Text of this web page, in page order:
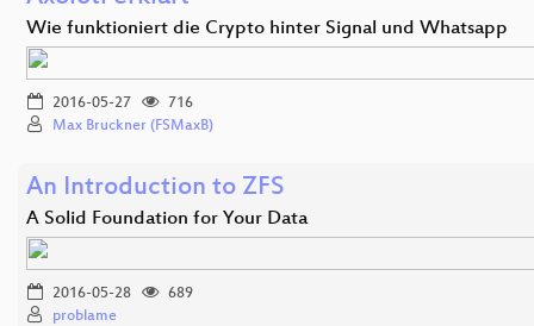
Wie funktioniert die Crypto hinter Signal und Whatsapp
2016-05-27
716
Max Bruckner (FSMaxB)
An Introduction to ZFS
A Solid Foundation for Your Data
2016-05-28
689
problame